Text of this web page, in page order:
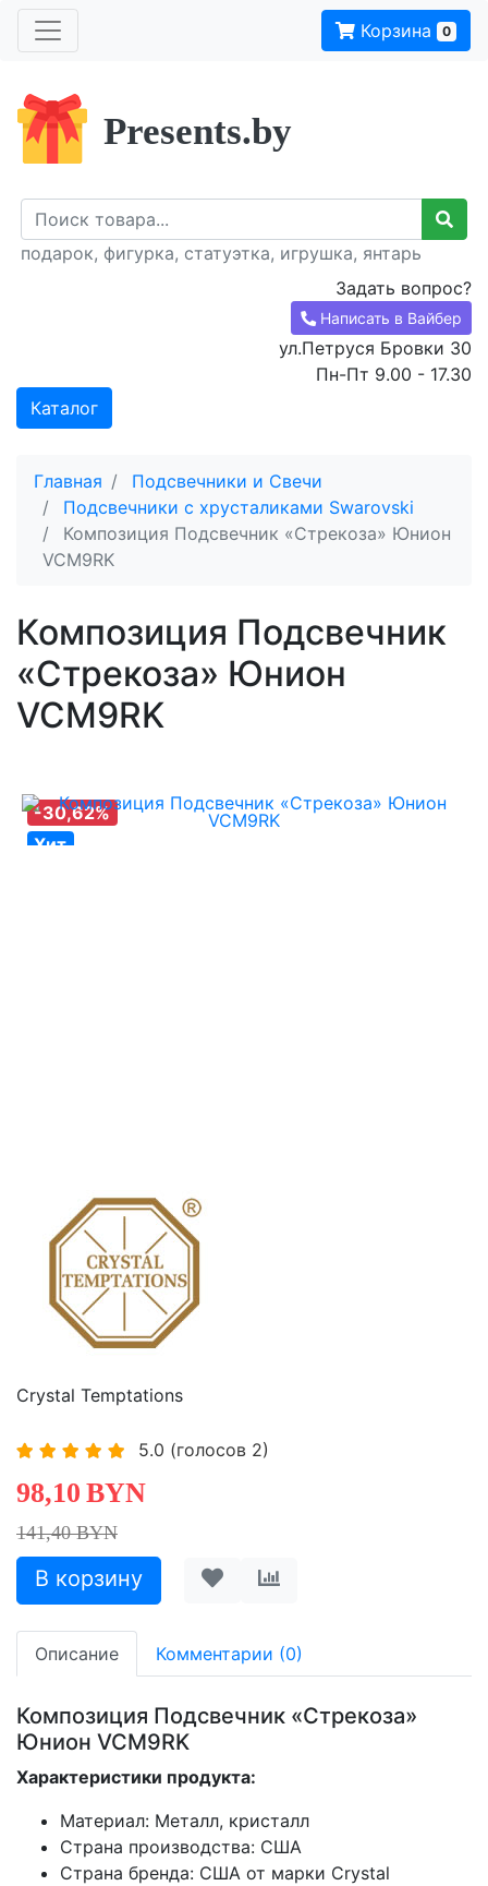
Корзина 0
Presents.by
подарок, фигурка, статуэтка, игрушка, янтарь
Задать вопрос?
Написать в Вайбер
ул.Петруся Бровки 30
Пн-Пт 9.00 - 17.30
Каталог
Главная
Подсвечники и Свечи
Подсвечники с хрусталиками Swarovski
Композиция Подсвечник «Стрекоза» Юнион
VCM9RK
Композиция Подсвечник
«Стрекоза» Юнион
VCM9RK
-30,62%
Хит
Crystal Temptations
5.0 (голосов 2)
98,10 BYN
141,40 BYN
Описание Комментарии (0)
Композиция Подсвечник «Стрекоза»
Юнион VCM9RK
Характеристики продукта:
Материал: Металл, кристалл
Страна производства: США
Страна бренда: США от марки Crystal